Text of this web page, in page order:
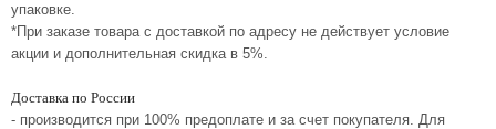
упаковке.
*При заказе товара с доставкой по адресу не действует условие
акции и дополнительная скидка в 5%.
Доставка по России
- производится при 100% предоплате и за счет покупателя. Для